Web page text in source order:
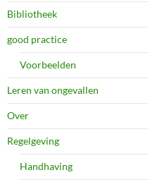
Bibliotheek
good practice
Voorbeelden
Leren van ongevallen
Over
Regelgeving
Handhaving